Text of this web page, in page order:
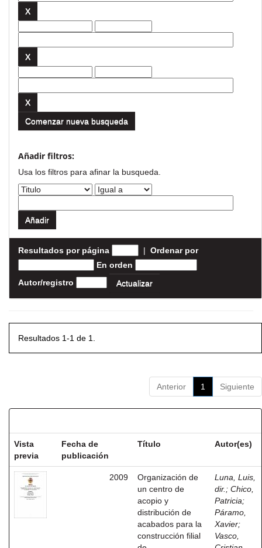
Comenzar nueva busqueda
Añadir filtros:
Usa los filtros para afinar la busqueda.
Resultados por página | Ordenar por
En orden
Autor/registro
Resultados 1-1 de 1.
Anterior 1 Siguiente
Vista
previa
Fecha de
publicación
Título Autor(es)
2009
Organización de
un centro de
acopio y
distribución de
acabados para la
construcción filial
Luna, Luis,
dir. ; Chico,
Patricia;
Páramo,
Xavier;
Vasco,